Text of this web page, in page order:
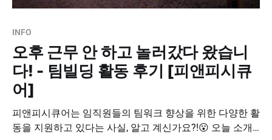
INFO
오후 근무 안 하고 놀러갔다 왔습니
다! - 팀빌딩 활동 후기 [피앤피시큐
어]
피앤피시큐어는 임직원들의 팀워크 향상을 위한 다양한 활
동을 지원하고 있다는 사실, 알고 계신가요?!😮 오늘 소개